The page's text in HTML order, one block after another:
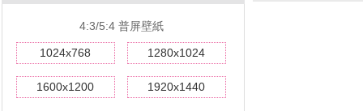
4:3/5:4 普屏壁紙
1024x768 1280x1024
1600x1200 1920x1440